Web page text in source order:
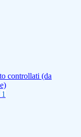
controllati (da
1